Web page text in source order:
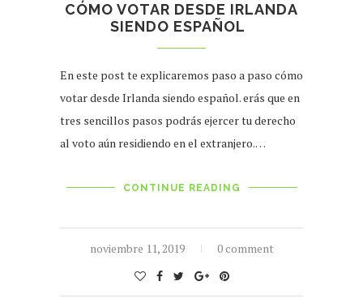
CÓMO VOTAR DESDE IRLANDA
SIENDO ESPAÑOL
En este post te explicaremos paso a paso cómo
votar desde Irlanda siendo español. erás que en
tres sencillos pasos podrás ejercer tu derecho
al voto aún residiendo en el extranjero.…
CONTINUE READING
noviembre 11, 2019 0 comment